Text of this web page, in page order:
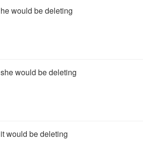
he would be deleting
she would be deleting
it would be deleting